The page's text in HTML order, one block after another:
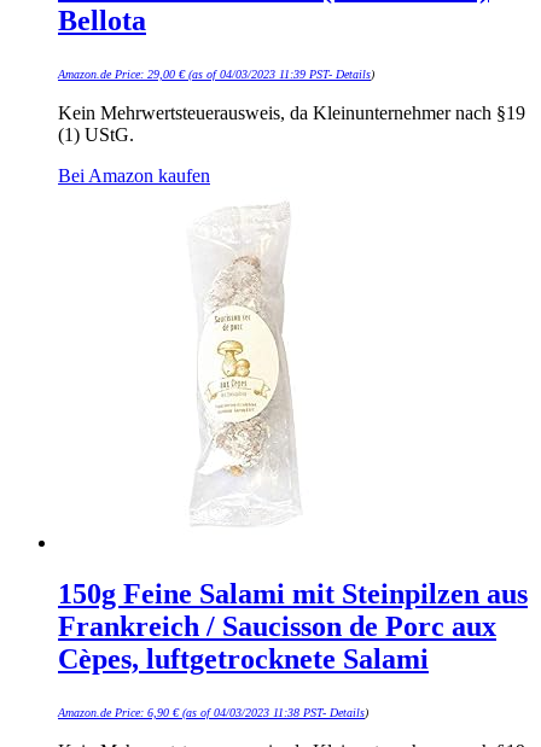
Bellota
Amazon.de Price: 29,00 €(as of 04/03/2023 11:39 PST- Details)
Kein Mehrwertsteuerausweis, da Kleinunternehmer nach §19
(1) UStG.
Bei Amazon kaufen
150g Feine Salami mit Steinpilzen aus
Frankreich / Saucisson de Porc aux
Cèpes, luftgetrocknete Salami
Amazon.de Price: 6,90 €(as of 04/03/2023 11:38 PST- Details)